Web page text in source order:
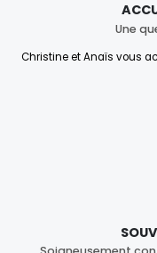
Une
Christine et Anaïs vous